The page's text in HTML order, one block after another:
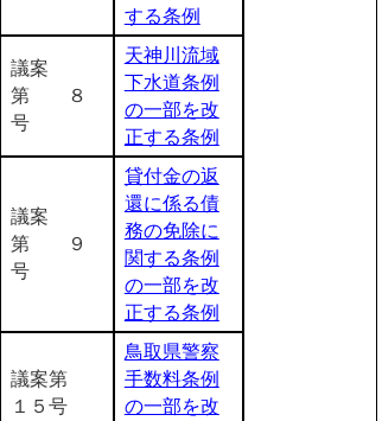
する条例
議案
第 ８
号
天神川流域
下水道条例
の一部を改
正する条例
議案
第 ９
号
貸付金の返
還に係る債
務の免除に
関する条例
の一部を改
正する条例
議案第
１５号
鳥取県警察
手数料条例
の一部を改